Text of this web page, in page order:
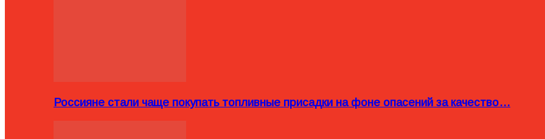
Россияне стали чаще покупать топливные присадки на фоне опасений за качество…